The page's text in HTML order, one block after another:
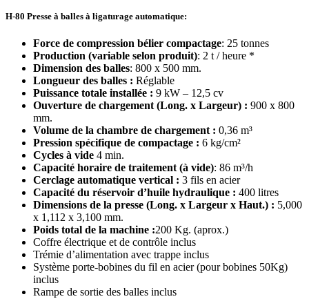
H-80 Presse à balles à ligaturage automatique:
Force de compression bélier compactage: 25 tonnes
Production (variable selon produit): 2 t / heure *
Dimension des balles: 800 x 500 mm.
Longueur des balles : Réglable
Puissance totale installée : 9 kW – 12,5 cv
Ouverture de chargement (Long. x Largeur) : 900 x 800
mm.
Volume de la chambre de chargement : 0,36 m³
Pression spécifique de compactage : 6 kg/cm²
Cycles à vide 4 min.
Capacité horaire de traitement (à vide): 86 m³/h
Cerclage automatique vertical : 3 fils en acier
Capacité du réservoir d’huile hydraulique : 400 litres
Dimensions de la presse (Long. x Largeur x Haut.) : 5,000
x 1,112 x 3,100 mm.
Poids total de la machine :200 Kg. (aprox.)
Coffre électrique et de contrôle inclus
Trémie d’alimentation avec trappe inclus
Système porte-bobines du fil en acier (pour bobines 50Kg)
inclus
Rampe de sortie des balles inclus